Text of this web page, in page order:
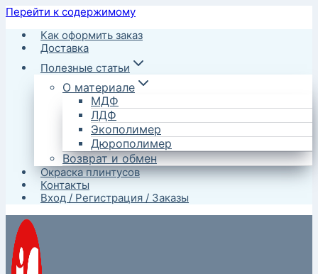
Перейти к содержимому
Как оформить заказ
Доставка
Полезные статьи
О материале
МДФ
ЛДФ
Экополимер
Дюрополимер
Возврат и обмен
Окраска плинтусов
Контакты
Вход / Регистрация / Заказы